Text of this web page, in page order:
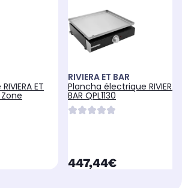
ET
RIVIERA ET BAR
Plancha électrique RIVIERA
BAR QPL1130
currentPrice
447,44€